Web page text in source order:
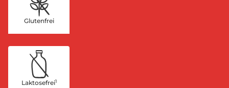
Glutenfrei
Laktosefrei1